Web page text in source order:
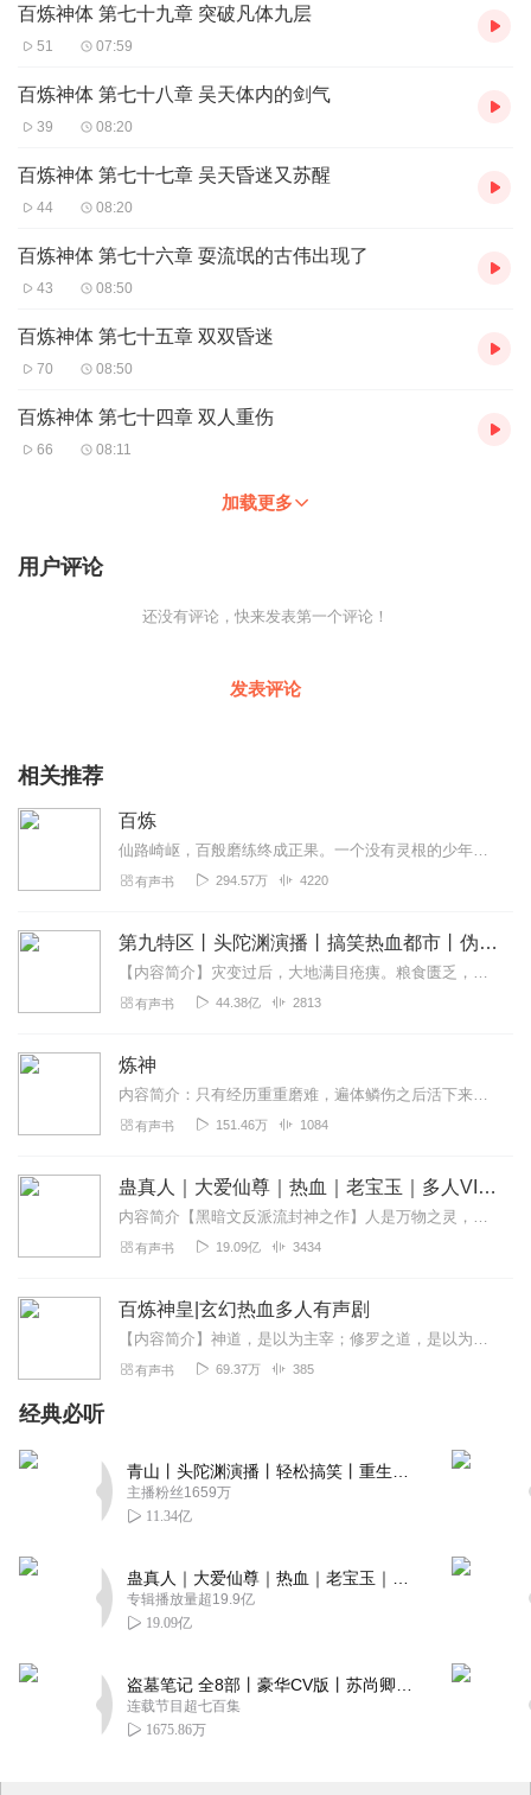
百炼神体 第七十九章 突破凡体九层
51 07:59
百炼神体 第七十八章 吴天体内的剑气
39 08:20
百炼神体 第七十七章 吴天昏迷又苏醒
44 08:20
百炼神体 第七十六章 耍流氓的古伟出现了
43 08:50
百炼神体 第七十五章 双双昏迷
70 08:50
百炼神体 第七十四章 双人重伤
66 08:11
加载更多
用户评论
还没有评论，快来发表第一个评论！
发表评论
相关推荐
百炼
仙路崎岖，百般磨练终成正果。一个没有灵根的少年，一个被认为是废物的家伙，在修真界不断地收购着各种废品……无论是废丹还是下品材料，来者不拒，有多少要多少！电子音更...
有声书 294.57万 4220
第九特区丨头陀渊演播丨搞笑热血都市丨伪戒丨VIP免费多人有声剧
【内容简介】灾变过后，大地满目疮痍。粮食匮乏，资源紧俏，局势混乱……一位从待规划区杀出来的青年，背对着漫天黄沙，孤身来到九区谋生，却不曾想偶然结识三五好友，一念...
有声书 44.38亿 2813
炼神
内容简介：只有经历重重磨难，遍体鳞伤之后活下来的人，才可以成为强者和英雄,坐拥无数财宝,掌握亿万生死。所谓的规矩，都只是用来束缚弱小者，被强者践踏，在这个世界，...
有声书 151.46万 1084
蛊真人｜大爱仙尊｜热血｜老宝玉｜多人VIP免费有声剧
内容简介【黑暗文反派流封神之作】人是万物之灵，蛊是天地真精。一个穿越者不断重生的故事。一个养蛊、炼蛊、用蛊的奇特世界。配音组（男角色）老宝玉旁白...
有声书 19.09亿 3434
百炼神皇|玄幻热血多人有声剧
【内容简介】神道，是以为主宰；修罗之道，是以为战无止境；宁天启之道，始于仇恨，源于抗争！魔界不敢留，冥界不敢收，神界不能容！此乃宁天启的孤天之道！一把断刀，让他...
有声书 69.37万 385
经典必听
主播粉丝1659万
11.34亿
专辑播放量超19.9亿
19.09亿
连载节目超七百集
1675.86万